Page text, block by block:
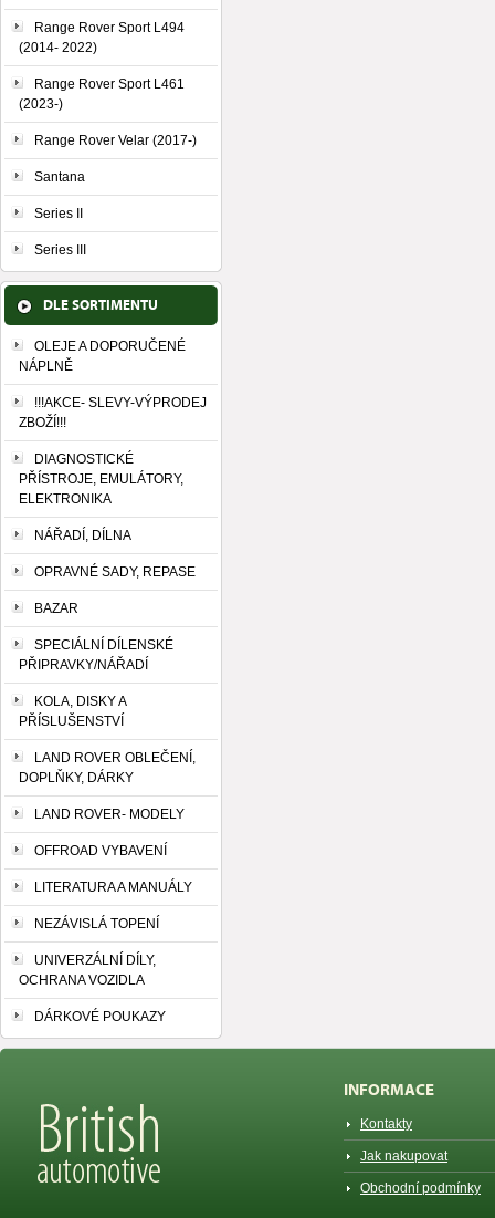
Range Rover Sport L494
(2014- 2022)
Range Rover Sport L461
(2023-)
Range Rover Velar (2017-)
Santana
Series II
Series III
DLE SORTIMENTU
OLEJE A DOPORUČENÉ
NÁPLNĚ
!!!AKCE- SLEVY-VÝPRODEJ
ZBOŽÍ!!!
DIAGNOSTICKÉ
PŘÍSTROJE, EMULÁTORY,
ELEKTRONIKA
NÁŘADÍ, DÍLNA
OPRAVNÉ SADY, REPASE
BAZAR
SPECIÁLNÍ DÍLENSKÉ
PŘIPRAVKY/NÁŘADÍ
KOLA, DISKY A
PŘÍSLUŠENSTVÍ
LAND ROVER OBLEČENÍ,
DOPLŇKY, DÁRKY
LAND ROVER- MODELY
OFFROAD VYBAVENÍ
LITERATURA A MANUÁLY
NEZÁVISLÁ TOPENÍ
UNIVERZÁLNÍ DÍLY,
OCHRANA VOZIDLA
DÁRKOVÉ POUKAZY
INFORMACE
Kontakty
Jak nakupovat
Obchodní podmínky